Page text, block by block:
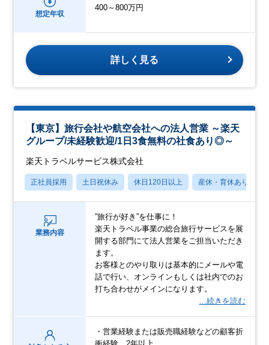
想定年収
400～800万円
詳しく見る
【東京】旅行会社や航空会社への法人営業 ～楽天
グループ/未経験歓迎/1日3食無料の社食あり◎～
楽天トラベルサービス株式会社
正社員採用 土日祝休み 休日120日以上 産休・育休あり
業務内容
”旅行が好き”を仕事に！
楽天トラベル事業の総合旅行サービスを展
開する部門にて法人営業をご担当いただき
ます。
お客様とのやり取りは基本的にメールや電
話で行い、オンラインもしくは社内でのお
打ち合わせがメインになります。
…続きを読む
・営業経験または販売職経験などの顧客折